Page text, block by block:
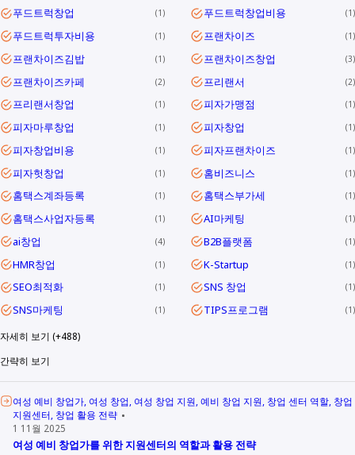
푸드트럭창업 1 푸드트럭창업비용 1
푸드트럭투자비용 1 프랜차이즈 1
프랜차이즈김밥 1 프랜차이즈창업 3
프랜차이즈카페 2 프리랜서 2
프리랜서창업 1 피자가맹점 1
피자마루창업 1 피자창업 1
피자창업비용 1 피자프랜차이즈 1
피자헛창업 1 홈비즈니스 1
홈택스계좌등록 1 홈택스부가세 1
홈택스사업자등록 1 AI마케팅 1
ai창업 4 B2B플랫폼 1
HMR창업 1 K-Startup 1
SEO최적화 1 SNS 창업 1
SNS마케팅 1 TIPS프로그램 1
자세히 보기 (+488)
간략히 보기
여성 예비 창업가 여성 창업 여성 창업 지원 예비 창업 지원 창업 센터 역할 창업
지원센터 창업 활용 전략
1 11월 2025
여성 예비 창업가를 위한 지원센터의 역할과 활용 전략